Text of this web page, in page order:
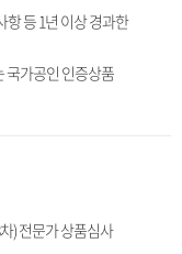
등 1년 이상 경과한
국가공인 인증상품
) 전문가 상품심사